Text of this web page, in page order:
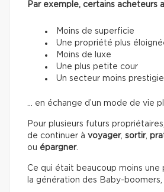
Par exemple, certains acheteurs
Moins de superficie
Une propriété plus
Moins de luxe
Une plus petite cour
Un secteur moins
… en échange d’un mode de vie
Pour plusieurs futurs
de continuer à voyager, sortir,
ou épargner.
Ce qui était beaucoup moins une
la génération des Baby-